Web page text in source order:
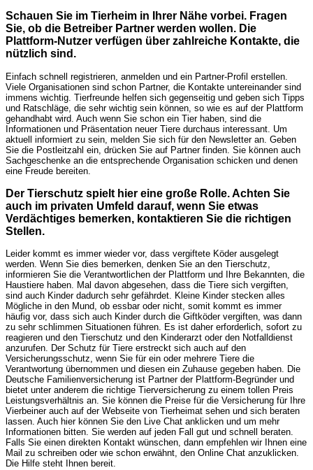
Schauen Sie im Tierheim in Ihrer Nähe vorbei. Fragen
Sie, ob die Betreiber Partner werden wollen. Die
Plattform-Nutzer verfügen über zahlreiche Kontakte, die
nützlich sind.
Einfach schnell registrieren, anmelden und ein Partner-Profil erstellen.
Viele Organisationen sind schon Partner, die Kontakte untereinander sind
immens wichtig. Tierfreunde helfen sich gegenseitig und geben sich Tipps
und Ratschläge, die sehr wichtig sein können, so wie es auf der Plattform
gehandhabt wird. Auch wenn Sie schon ein Tier haben, sind die
Informationen und Präsentation neuer Tiere durchaus interessant. Um
aktuell informiert zu sein, melden Sie sich für den Newsletter an. Geben
Sie die Postleitzahl ein, drücken Sie auf Partner finden. Sie können auch
Sachgeschenke an die entsprechende Organisation schicken und denen
eine Freude bereiten.
Der Tierschutz spielt hier eine große Rolle. Achten Sie
auch im privaten Umfeld darauf, wenn Sie etwas
Verdächtiges bemerken, kontaktieren Sie die richtigen
Stellen.
Leider kommt es immer wieder vor, dass vergiftete Köder ausgelegt
werden. Wenn Sie dies bemerken, denken Sie an den Tierschutz,
informieren Sie die Verantwortlichen der Plattform und Ihre Bekannten, die
Haustiere haben. Mal davon abgesehen, dass die Tiere sich vergiften,
sind auch Kinder dadurch sehr gefährdet. Kleine Kinder stecken alles
Mögliche in den Mund, ob essbar oder nicht, somit kommt es immer
häufig vor, dass sich auch Kinder durch die Giftköder vergiften, was dann
zu sehr schlimmen Situationen führen. Es ist daher erforderlich, sofort zu
reagieren und den Tierschutz und den Kinderarzt oder den Notfalldienst
anzurufen. Der Schutz für Tiere erstreckt sich auch auf den
Versicherungsschutz, wenn Sie für ein oder mehrere Tiere die
Verantwortung übernommen und diesen ein Zuhause gegeben haben. Die
Deutsche Familienversicherung ist Partner der Plattform-Begründer und
bietet unter anderem die richtige Tierversicherung zu einem tollen Preis
Leistungsverhältnis an. Sie können die Preise für die Versicherung für Ihre
Vierbeiner auch auf der Webseite von Tierheimat sehen und sich beraten
lassen. Auch hier können Sie den Live Chat anklicken und um mehr
Informationen bitten. Sie werden auf jeden Fall gut und schnell beraten.
Falls Sie einen direkten Kontakt wünschen, dann empfehlen wir Ihnen eine
Mail zu schreiben oder wie schon erwähnt, den Online Chat anzuklicken.
Die Hilfe steht Ihnen bereit.